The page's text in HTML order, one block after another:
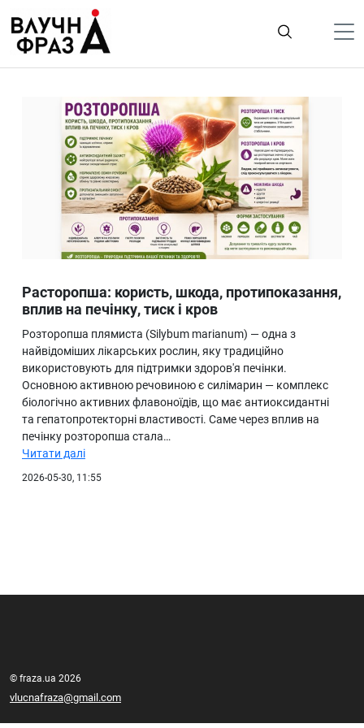
содержимому
Гроші
Життя
Лайфстайл
ТехноНаука
Людина
Ukraine
Про нас
Расторопша: користь, шкода, протипоказання,
вплив на печінку, тиск і кров
Розторопша плямиста (Silybum marianum) — одна з
найвідоміших лікарських рослин, яку традиційно
використовують для підтримки здоров'я печінки.
Основною активною речовиною є силімарин — комплекс
біологічно активних флавоноїдів, що має антиоксидантні
та гепатопротекторні властивості. Саме через вплив на
печінку розторопша стала…
Читати далі
2026-05-30, 11:55
© fraza.ua 2026
vlucnafraza@gmail.com